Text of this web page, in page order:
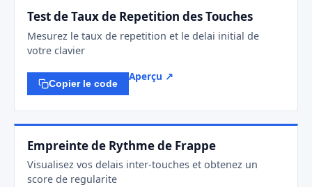
Test de Taux de Repetition des Touches
Mesurez le taux de repetition et le delai initial de
votre clavier
Copier le code
Aperçu ↗
Empreinte de Rythme de Frappe
Visualisez vos delais inter-touches et obtenez un
score de regularite